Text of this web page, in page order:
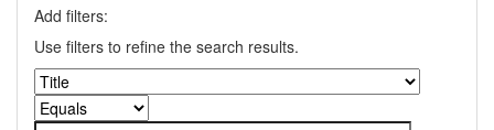
Add filters:
Use filters to refine the search results.